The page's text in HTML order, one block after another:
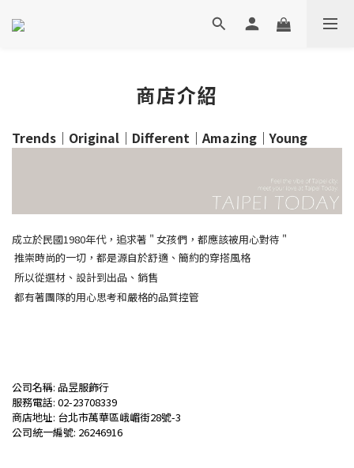
商店介紹
Trends｜Original｜Different｜Amazing｜Young
成立於民國1980年代，追求著 " 女孩們，都應該被用心對待 "
推崇時尚的一切，都是源自於舒適、簡約的穿搭風格
所以從選材、設計到出品、銷售
都有著團隊的用心思考和嚴格的品質控管
公司名稱: 品昱服飾行
服務電話: 02-23708339
商店地址: 台北市萬華區峨嵋街28號-3
公司統一編號: 26246916